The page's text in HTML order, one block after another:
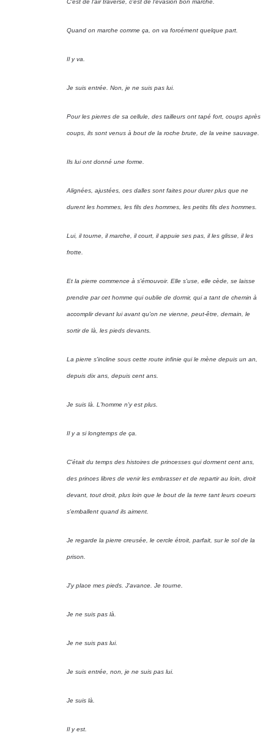
C'est de l'air traversé, c'est de l'évasion bon marché.
Quand on marche comme ça, on va forcément quelque part.
Il y va.
Je suis entrée. Non, je ne suis pas lui.
Pour les pierres de sa cellule, des tailleurs ont tapé fort, coups après
coups, ils sont venus à bout de la roche brute, de la veine sauvage.
Ils lui ont donné une forme.
Alignées, ajustées, ces dalles sont faites pour durer plus que ne
durent les hommes, les fils des hommes, les petits fils des hommes.
Lui, il tourne, il marche, il court, il appuie ses pas, il les glisse, il les
frotte.
Et la pierre commence à s'émouvoir. Elle s'use, elle cède, se laisse
prendre par cet homme qui oublie de dormir, qui a tant de chemin à
accomplir devant lui avant qu'on ne vienne, peut-être, demain, le
sortir de là, les pieds devants.
La pierre s'incline sous cette route infinie qui le mène depuis un an,
depuis dix ans, depuis cent ans.
Je suis là. L'homme n'y est plus.
Il y a si longtemps de ça.
C'était du temps des histoires de princesses qui dorment cent ans,
des princes libres de venir les embrasser et de repartir au loin, droit
devant, tout droit, plus loin que le bout de la terre tant leurs coeurs
s'emballent quand ils aiment.
Je regarde la pierre creusée, le cercle étroit, parfait, sur le sol de la
prison.
J'y place mes pieds. J'avance. Je tourne.
Je ne suis pas là.
Je ne suis pas lui.
Je suis entrée, non, je ne suis pas lui.
Je suis là.
Il y est.